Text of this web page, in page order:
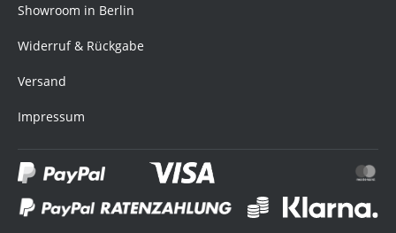
Showroom in Berlin
Widerruf & Rückgabe
Versand
Impressum